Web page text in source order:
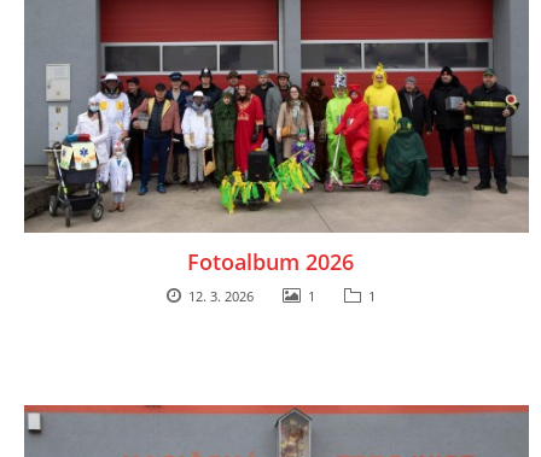
Fotoalbum 2026
12. 3. 2026 1 1